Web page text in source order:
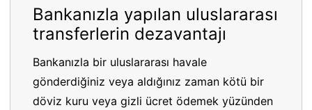
Bankanızla yapılan uluslararası
transferlerin dezavantajı
Bankanızla bir uluslararası havale
gönderdiğiniz veya aldığınız zaman kötü bir
döviz kuru veya gizli ücret ödemek yüzünden